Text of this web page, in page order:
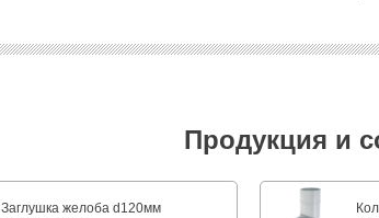
Продукция и
Заглушка желоба d120мм